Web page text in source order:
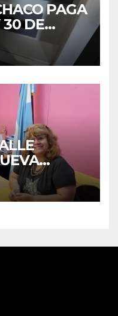
PAGA
30 DE
DE
N° 82
DE